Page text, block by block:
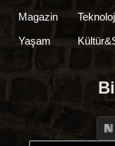
Magazin
Yaşam